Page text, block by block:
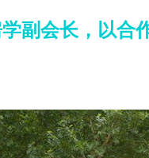
副会长，以合